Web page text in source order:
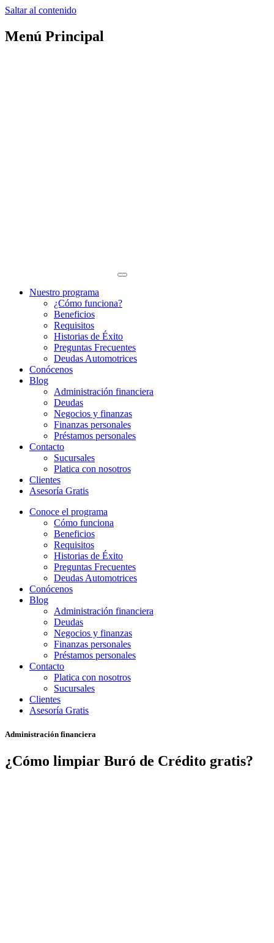
Saltar al contenido
Menú Principal
Nuestro programa
¿Cómo funciona?
Beneficios
Requisitos
Historias de Éxito
Preguntas Frecuentes
Deudas Automotrices
Conócenos
Blog
Administración financiera
Deudas
Negocios y finanzas
Finanzas personales
Préstamos personales
Contacto
Sucursales
Platica con nosotros
Clientes
Asesoría Gratis
Conoce el programa
Cómo funciona
Beneficios
Requisitos
Historias de Éxito
Preguntas Frecuentes
Deudas Automotrices
Conócenos
Blog
Administración financiera
Deudas
Negocios y finanzas
Finanzas personales
Préstamos personales
Contacto
Platica con nosotros
Sucursales
Clientes
Asesoría Gratis
Administración financiera
¿Cómo limpiar Buró de Crédito gratis?